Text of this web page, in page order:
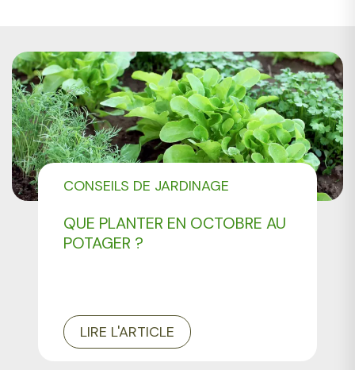
QUE PLANTER EN OCTOBRE AU
POTAGER ?
CONSEILS DE JARDINAGE
LIRE L'ARTICLE